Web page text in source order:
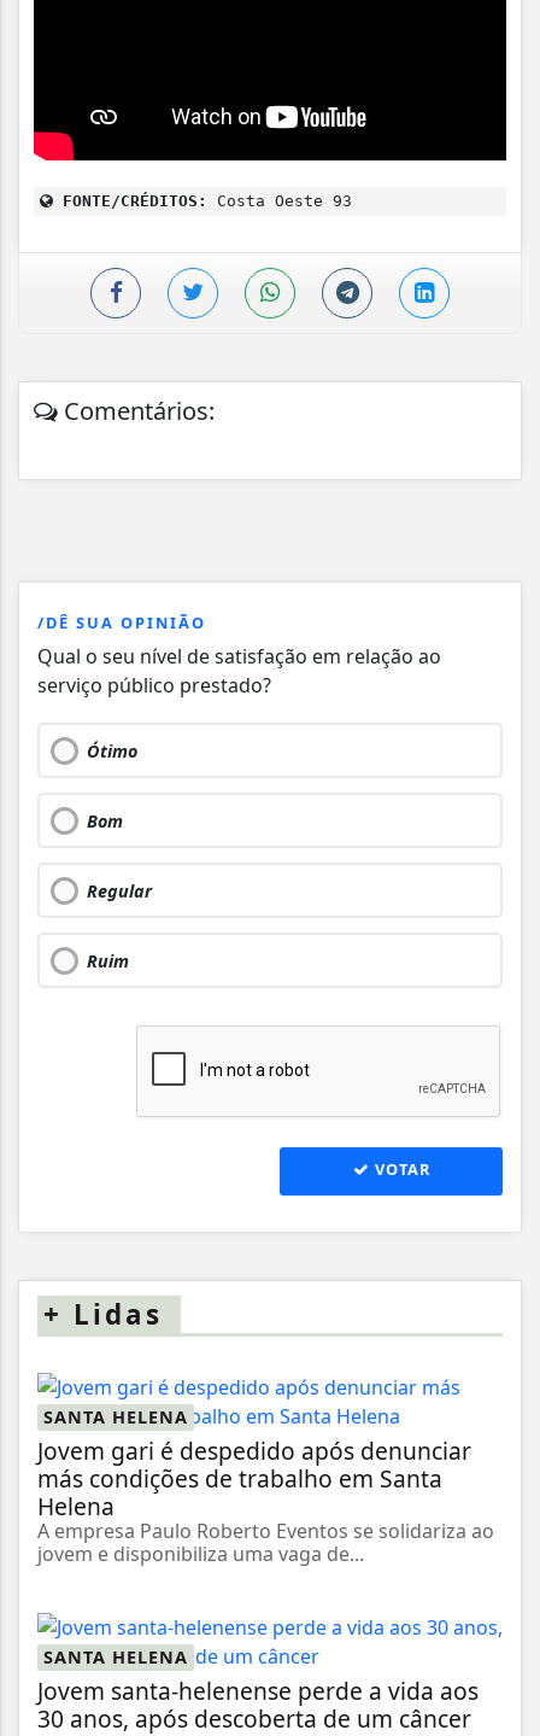
FONTE/CRÉDITOS: Costa Oeste 93
Comentários:
/DÊ SUA OPINIÃO
Qual o seu nível de satisfação em relação ao
serviço público prestado?
Ótimo
Bom
Regular
Ruim
VOTAR
+ Lidas
SANTA HELENA
Jovem gari é despedido após denunciar
más condições de trabalho em Santa
Helena
A empresa Paulo Roberto Eventos se solidariza ao
jovem e disponibiliza uma vaga de...
SANTA HELENA
Jovem santa-helenense perde a vida aos
30 anos, após descoberta de um câncer